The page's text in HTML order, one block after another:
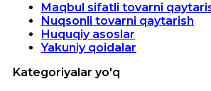
Maqbul sifatli tovarni
Nuqsonli tovarni qaytarish
Huquqiy asoslar
Yakuniy qoidalar
Kategoriyalar yo'q